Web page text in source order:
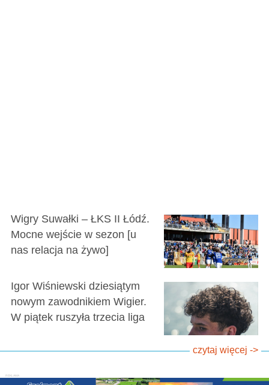
Wigry Suwałki – ŁKS II Łódź.
Mocne wejście w sezon [u
nas relacja na żywo]
Igor Wiśniewski dziesiątym
nowym zawodnikiem Wigier.
W piątek ruszyła trzecia liga
czytaj więcej ->